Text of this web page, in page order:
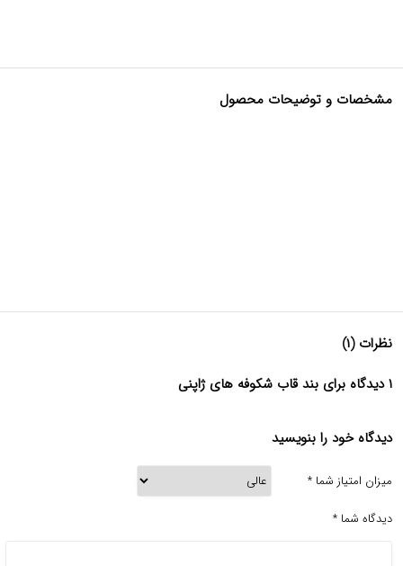
مشخصات و توضیحات محصول
نظرات (۱)
۱ دیدگاه برای بند قاب شکوفه های ژاپنی
دیدگاه خود را بنویسید
میزان امتیاز شما *
دیدگاه شما *